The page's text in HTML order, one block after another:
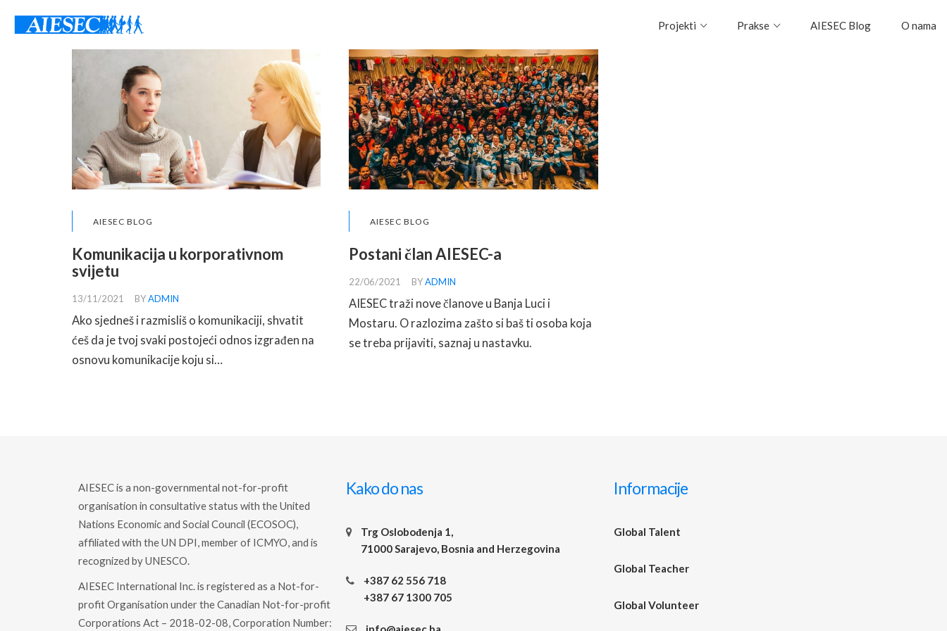
Projekti Prakse AIESEC Blog O nama
AIESEC BLOG
Komunikacija u korporativnom
svijetu
13/11/2021 BYADMIN
Ako sjedneš i razmisliš o komunikaciji, shvatit
ćeš da je tvoj svaki postojeći odnos izgrađen na
osnovu komunikacije koju si…
AIESEC BLOG
Postani član AIESEC-a
22/06/2021 BYADMIN
AIESEC traži nove članove u Banja Luci i
Mostaru. O razlozima zašto si baš ti osoba koja
se treba prijaviti, saznaj u nastavku.
AIESEC is a non-governmental not-for-profit
organisation in consultative status with the United
Nations Economic and Social Council (ECOSOC),
affiliated with the UN DPI, member of ICMYO, and is
recognized by UNESCO.
AIESEC International Inc. is registered as a Not-for-
profit Organisation under the Canadian Not-for-profit
Corporations Act – 2018-02-08, Corporation Number:
Kako do nas
Trg Oslobođenja 1,
71000 Sarajevo, Bosnia and Herzegovina
+387 62 556 718
+387 67 1300 705
Informacije
Global Talent
Global Teacher
Global Volunteer